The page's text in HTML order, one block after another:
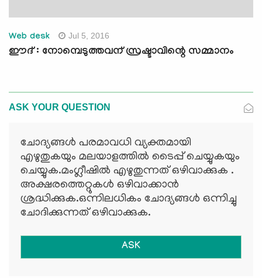
Web desk Jul 5, 2016
ഈദ് : നോമ്പെടുത്തവന് സ്രഷ്ടാവിന്റെ സമ്മാനം
ASK YOUR QUESTION
ചോദ്യങ്ങള്‍ പരമാവധി വ്യക്തമായി
എഴുതുകയും മലയാളത്തില്‍ ടൈപ്പ് ചെയ്യുകയും
ചെയ്യുക.മംഗ്ലീഷില്‍ എഴുതുന്നത് ഒഴിവാക്കുക .
അക്ഷരത്തെറ്റുകള്‍ ഒഴിവാക്കാന്‍
ശ്രദ്ധിക്കുക.ഒന്നിലധികം ചോദ്യങ്ങള്‍ ഒന്നിച്ചു
ചോദിക്കുന്നത് ഒഴിവാക്കുക.
ASK